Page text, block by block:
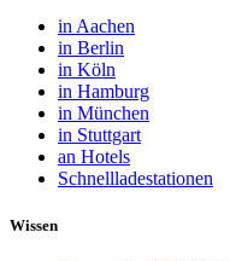
in Aachen
in Berlin
in Köln
in Hamburg
in München
in Stuttgart
an Hotels
Schnellladestationen
Wissen